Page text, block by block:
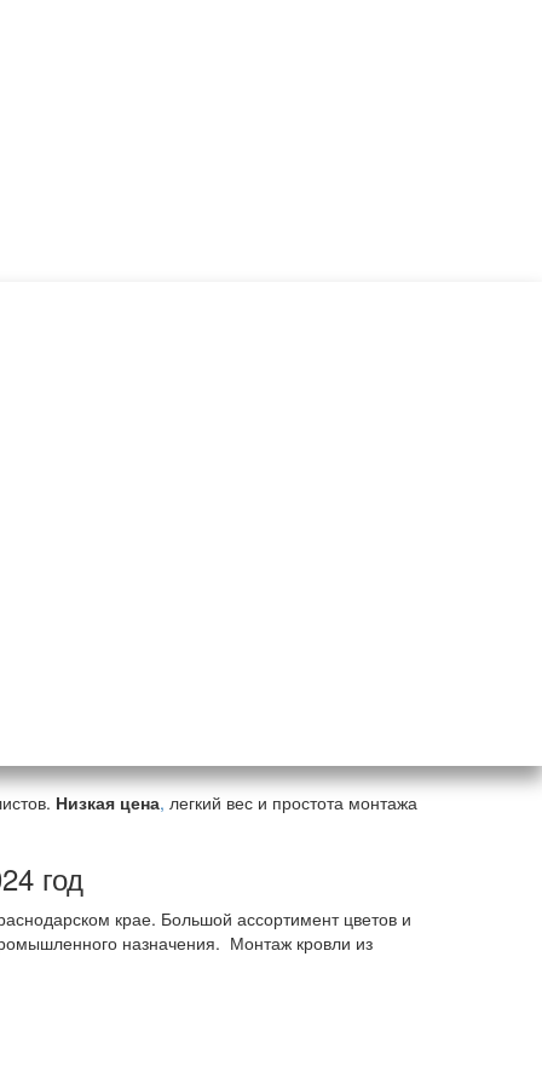
Низкая цена, легкий вес и простота монтажа
год
крае. Большой ассортимент цветов и
назначения. Монтаж кровли из